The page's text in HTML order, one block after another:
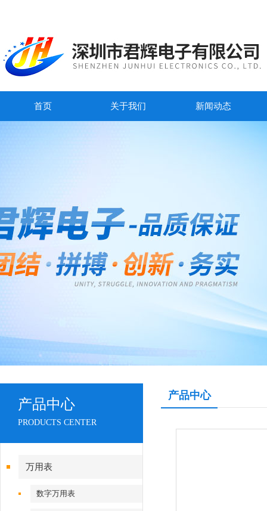
首页 关于我们 新闻动态
产品中心
PRODUCTS CENTER
万用表
数字万用表
产品中心